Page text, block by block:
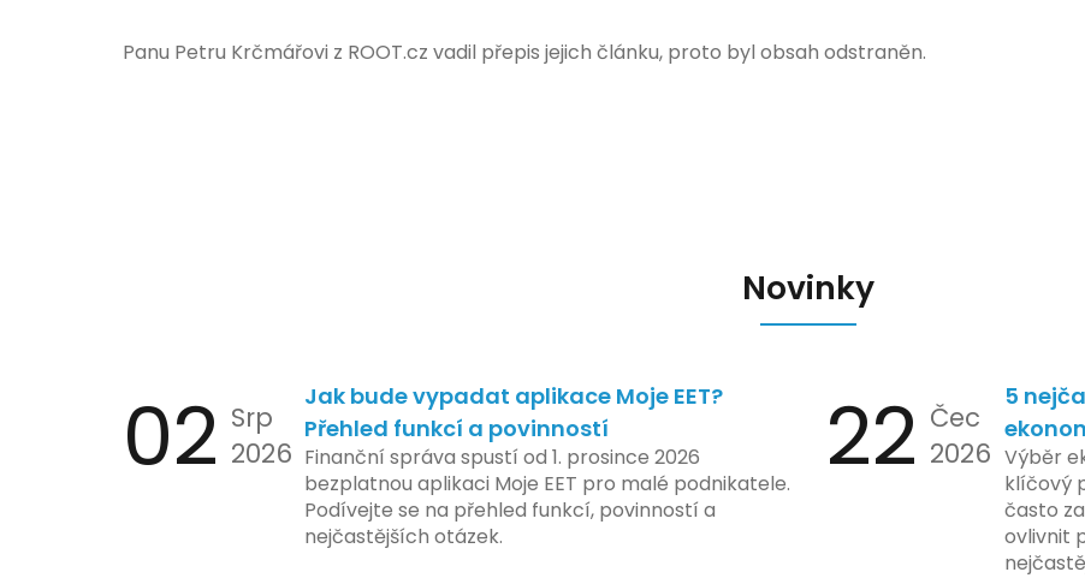
Panu Petru Krčmářovi z ROOT.cz vadil přepis jejich článku, proto byl obsah odstraněn.
Novinky
02 Srp
2026
Jak bude vypadat aplikace Moje EET?
Přehled funkcí a povinností
Finanční správa spustí od 1. prosince 2026
bezplatnou aplikaci Moje EET pro malé podnikatele.
Podívejte se na přehled funkcí, povinností a
nejčastějších otázek.
22 Čec
2026
5
Výběr
klíčový
často
ovlivnit